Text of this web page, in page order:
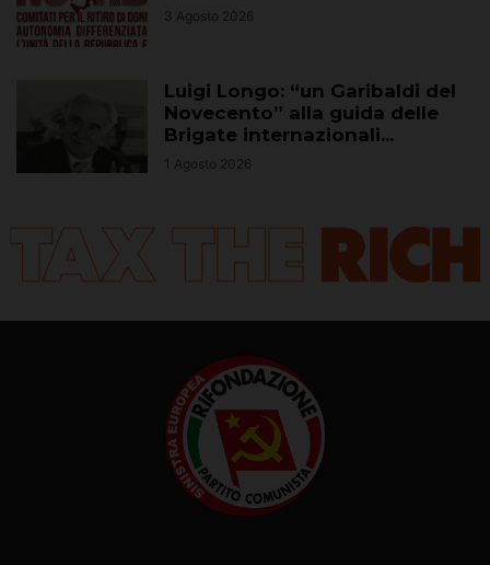
3 Agosto 2026
Luigi Longo: “un Garibaldi del
Novecento” alla guida delle
Brigate internazionali...
1 Agosto 2026